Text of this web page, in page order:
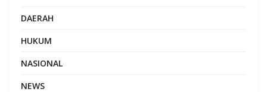
DAERAH
HUKUM
NASIONAL
NEWS